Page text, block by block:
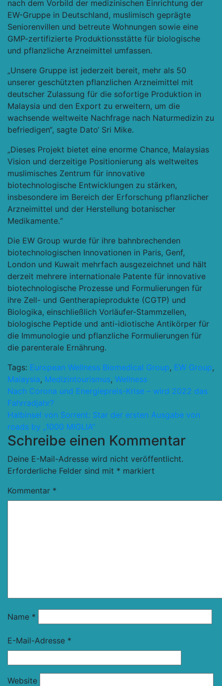
nach dem Vorbild der medizinischen Einrichtung der
EW-Gruppe in Deutschland, muslimisch geprägte
Seniorenvillen und betreute Wohnungen sowie eine
GMP-zertifizierte Produktionsstätte für biologische
und pflanzliche Arzneimittel umfassen.
„Unsere Gruppe ist jederzeit bereit, mehr als 50
unserer geschützten pflanzlichen Arzneimittel mit
deutscher Zulassung für die sofortige Produktion in
Malaysia und den Export zu erweitern, um die
wachsende weltweite Nachfrage nach Naturmedizin zu
befriedigen“, sagte Dato‘ Sri Mike.
„Dieses Projekt bietet eine enorme Chance, Malaysias
Vision und derzeitige Positionierung als weltweites
muslimisches Zentrum für innovative
biotechnologische Entwicklungen zu stärken,
insbesondere im Bereich der Erforschung pflanzlicher
Arzneimittel und der Herstellung botanischer
Medikamente.“
Die EW Group wurde für ihre bahnbrechenden
biotechnologischen Innovationen in Paris, Genf,
London und Kuwait mehrfach ausgezeichnet und hält
derzeit mehrere internationale Patente für innovative
biotechnologische Prozesse und Formulierungen für
ihre Zell- und Gentherapieprodukte (CGTP) und
Biologika, einschließlich Vorläufer-Stammzellen,
biologische Peptide und anti-idiotische Antikörper für
die Immunologie und pflanzliche Formulierungen für
die parenterale Ernährung.
Tags: European Wellness Biomedical Group, EW Group,
Malaysia, Medizintourismus, Wellness
Beitragsnavigation
Nach Corona und Energiepreis-Krise – wird 2022 das
Fahrradjahr?
Halbinsel von Sorrent: Star der ersten Ausgabe von
roads by „1000 MIGLIA“
Schreibe einen Kommentar
Deine E-Mail-Adresse wird nicht veröffentlicht.
Erforderliche Felder sind mit * markiert
Kommentar *
Name *
E-Mail-Adresse *
Website